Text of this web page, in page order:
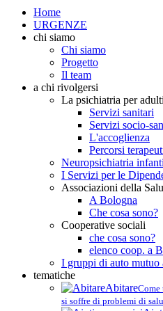
Home
URGENZE
chi siamo
Chi siamo
Progetto
Il team
a chi rivolgersi
La psichiatria per adulti
Servizi sanitari
Servizi socio-
L'accoglienza
Percorsi
Neuropsichiatria
I Servizi per le
Associazioni della
A Bologna
Che cosa sono?
Cooperative sociali
che cosa sono?
elenco coop. a
I gruppi di auto mutuo
tematiche
AbitareCome
si soffre di problemi di